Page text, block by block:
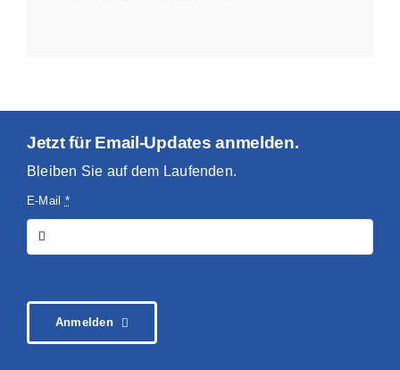
Jetzt für Email-Updates anmelden.
Bleiben Sie auf dem Laufenden.
E-Mail *
Anmelden